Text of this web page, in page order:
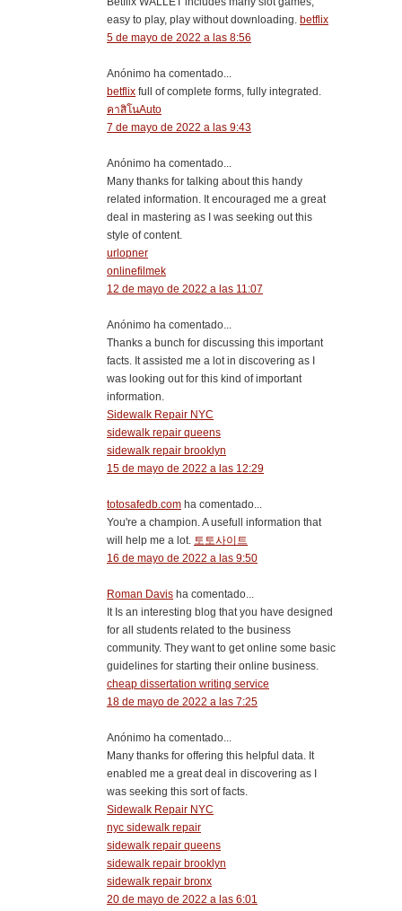
easy to play, play without downloading. betflix
5 de mayo de 2022 a las 8:56
Anónimo ha comentado...
betflix full of complete forms, fully integrated.
คาสิโนAuto
7 de mayo de 2022 a las 9:43
Anónimo ha comentado...
Many thanks for talking about this handy
related information. It encouraged me a great
deal in mastering as I was seeking out this
style of content.
urlopner
onlinefilmek
12 de mayo de 2022 a las 11:07
Anónimo ha comentado...
Thanks a bunch for discussing this important
facts. It assisted me a lot in discovering as I
was looking out for this kind of important
information.
Sidewalk Repair NYC
sidewalk repair queens
sidewalk repair brooklyn
15 de mayo de 2022 a las 12:29
totosafedb.com ha comentado...
You're a champion. A usefull information that
will help me a lot. 토토사이트
16 de mayo de 2022 a las 9:50
Roman Davis ha comentado...
It Is an interesting blog that you have designed
for all students related to the business
community. They want to get online some basic
guidelines for starting their online business.
cheap dissertation writing service
18 de mayo de 2022 a las 7:25
Anónimo ha comentado...
Many thanks for offering this helpful data. It
enabled me a great deal in discovering as I
was seeking this sort of facts.
Sidewalk Repair NYC
nyc sidewalk repair
sidewalk repair queens
sidewalk repair brooklyn
sidewalk repair bronx
20 de mayo de 2022 a las 6:01